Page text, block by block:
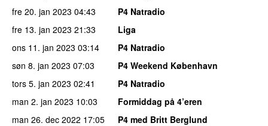
fre 20. jan 2023 04:43
P4 Natradio
fre 13. jan 2023 21:33
Liga
ons 11. jan 2023 03:14
P4 Natradio
søn 8. jan 2023 07:03
P4 Weekend København
tors 5. jan 2023 02:41
P4 Natradio
man 2. jan 2023 10:03
Formiddag på 4’eren
man 26. dec 2022 17:05
P4 med Britt Berglund